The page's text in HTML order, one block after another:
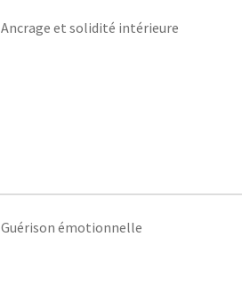
Ancrage et solidité intérieure
Guérison émotionnelle